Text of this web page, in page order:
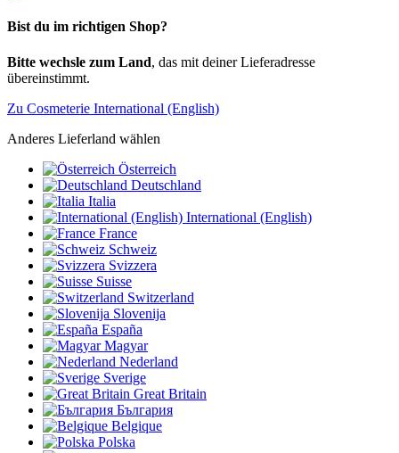
Bist du im richtigen Shop?
Bitte wechsle zum Land, das mit deiner Lieferadresse
übereinstimmt.
Zu Cosmeterie International (English)
Anderes Lieferland wählen
Österreich
Deutschland
Italia
International (English)
France
Schweiz
Svizzera
Suisse
Switzerland
Slovenija
España
Magyar
Nederland
Sverige
Great Britain
България
Belgique
Polska